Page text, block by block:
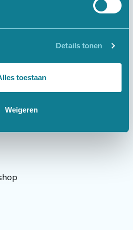
Details tonen
toestaan
Weigeren